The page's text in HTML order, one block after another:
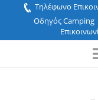
Τηλέφωνο
Οδηγός Camping